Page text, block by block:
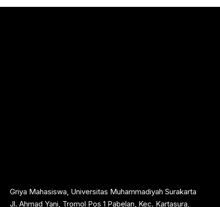
Griya Mahasiswa, Universitas Muhammadiyah Surakarta
Jl. Ahmad Yani, Tromol Pos 1 Pabelan, Kec. Kartasura,